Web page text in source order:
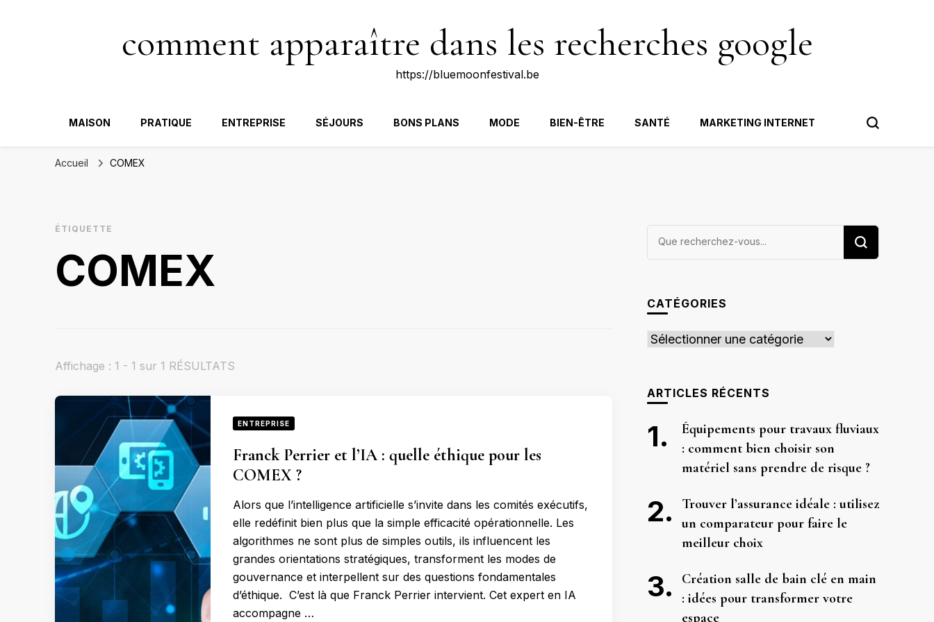
comment apparaître dans les recherches google
https://bluemoonfestival.be
MAISON PRATIQUE ENTREPRISE SÉJOURS BONS PLANS MODE BIEN-ÊTRE SANTÉ MARKETING INTERNET
Accueil COMEX
ÉTIQUETTE
COMEX
Affichage : 1 - 1 sur 1 RÉSULTATS
ENTREPRISE
Franck Perrier et l’IA : quelle éthique pour les
COMEX ?
Alors que l’intelligence artificielle s’invite dans les comités exécutifs,
elle redéfinit bien plus que la simple efficacité opérationnelle. Les
algorithmes ne sont plus de simples outils, ils influencent les
grandes orientations stratégiques, transforment les modes de
gouvernance et interpellent sur des questions fondamentales
d’éthique. C’est là que Franck Perrier intervient. Cet expert en IA
accompagne …
Vous
CATÉGORIES
Catégories
ARTICLES RÉCENTS
Équipements pour travaux fluviaux
: comment bien choisir son
matériel sans prendre de risque ?
Trouver l’assurance idéale : utilisez
un comparateur pour faire le
meilleur choix
Création salle de bain clé en main
: idées pour transformer votre
espace